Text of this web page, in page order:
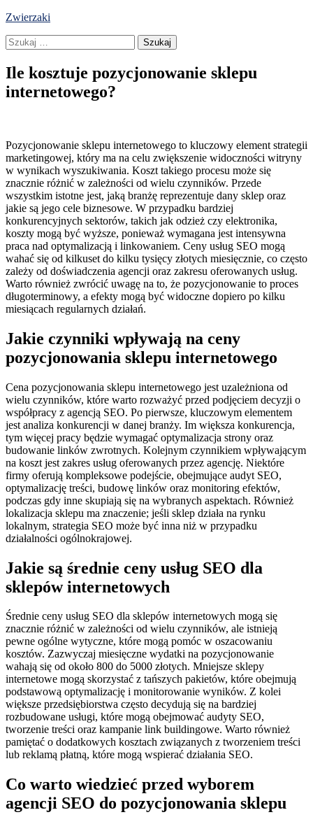
Skip
content
Zwierzaki
Szukaj:
Ile kosztuje pozycjonowanie sklepu
internetowego?
Pozycjonowanie sklepu internetowego to kluczowy element strategii
marketingowej, który ma na celu zwiększenie widoczności witryny
w wynikach wyszukiwania. Koszt takiego procesu może się
znacznie różnić w zależności od wielu czynników. Przede
wszystkim istotne jest, jaką branżę reprezentuje dany sklep oraz
jakie są jego cele biznesowe. W przypadku bardziej
konkurencyjnych sektorów, takich jak odzież czy elektronika,
koszty mogą być wyższe, ponieważ wymagana jest intensywna
praca nad optymalizacją i linkowaniem. Ceny usług SEO mogą
wahać się od kilkuset do kilku tysięcy złotych miesięcznie, co często
zależy od doświadczenia agencji oraz zakresu oferowanych usług.
Warto również zwrócić uwagę na to, że pozycjonowanie to proces
długoterminowy, a efekty mogą być widoczne dopiero po kilku
miesiącach regularnych działań.
Jakie czynniki wpływają na ceny
pozycjonowania sklepu internetowego
Cena pozycjonowania sklepu internetowego jest uzależniona od
wielu czynników, które warto rozważyć przed podjęciem decyzji o
współpracy z agencją SEO. Po pierwsze, kluczowym elementem
jest analiza konkurencji w danej branży. Im większa konkurencja,
tym więcej pracy będzie wymagać optymalizacja strony oraz
budowanie linków zwrotnych. Kolejnym czynnikiem wpływającym
na koszt jest zakres usług oferowanych przez agencję. Niektóre
firmy oferują kompleksowe podejście, obejmujące audyt SEO,
optymalizację treści, budowę linków oraz monitoring efektów,
podczas gdy inne skupiają się na wybranych aspektach. Również
lokalizacja sklepu ma znaczenie; jeśli sklep działa na rynku
lokalnym, strategia SEO może być inna niż w przypadku
działalności ogólnokrajowej.
Jakie są średnie ceny usług SEO dla
sklepów internetowych
Średnie ceny usług SEO dla sklepów internetowych mogą się
znacznie różnić w zależności od wielu czynników, ale istnieją
pewne ogólne wytyczne, które mogą pomóc w oszacowaniu
kosztów. Zazwyczaj miesięczne wydatki na pozycjonowanie
wahają się od około 800 do 5000 złotych. Mniejsze sklepy
internetowe mogą skorzystać z tańszych pakietów, które obejmują
podstawową optymalizację i monitorowanie wyników. Z kolei
większe przedsiębiorstwa często decydują się na bardziej
rozbudowane usługi, które mogą obejmować audyty SEO,
tworzenie treści oraz kampanie link buildingowe. Warto również
pamiętać o dodatkowych kosztach związanych z tworzeniem treści
lub reklamą płatną, które mogą wspierać działania SEO.
Co warto wiedzieć przed wyborem
agencji SEO do pozycjonowania sklepu